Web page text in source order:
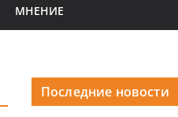
МНЕНИЕ
Последние новости